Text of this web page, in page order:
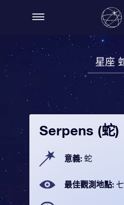
星座
Serpens (蛇)
意義: 蛇
最佳觀測地點: